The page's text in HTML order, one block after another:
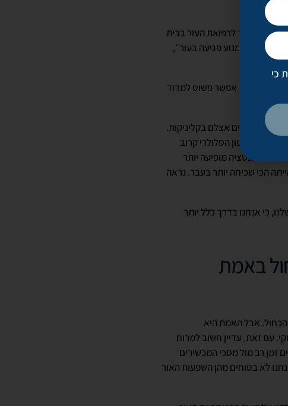
ופרופסור לרפואת העור בבית
כדי למנוע פגיעה בעור״,
כך שאי אפשר פשוט למדוד
השונים אצלם בקליניקות.
הטלפון הסלולרי קרוב
מופיעה יותר
הכי שכיחה יותר בעבר. נראה
כי אנחנו בדרך כלל יותר
באמת
הכחול. אבל האמת היא
עם זאת, עדיין חשוב למרוח
זמן רב מול מסכי המכשירים
לא בטוחים מהן השפעות האור
כי